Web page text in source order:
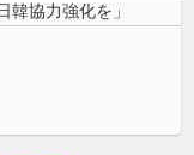
協力強化を」